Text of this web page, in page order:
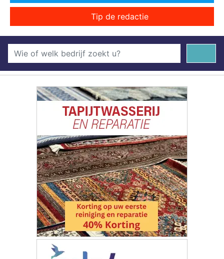
Tip de redactie